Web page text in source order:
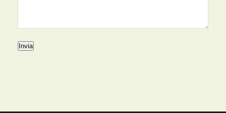
Invia